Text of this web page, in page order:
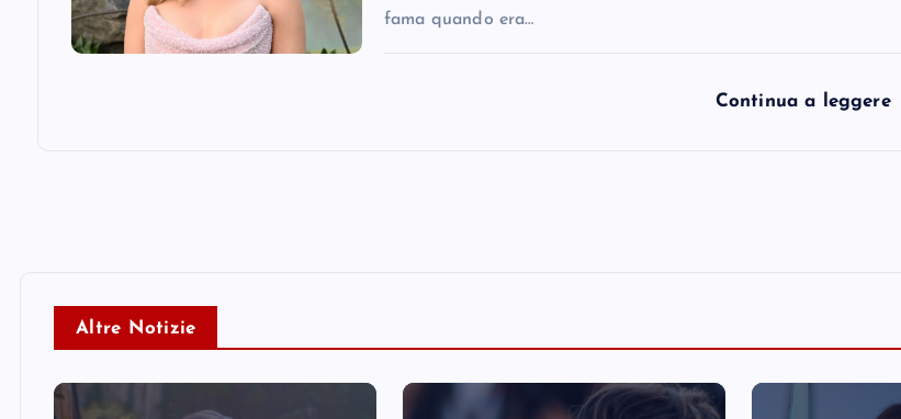
fama quando era…
Continua a leggere
Altre Notizie